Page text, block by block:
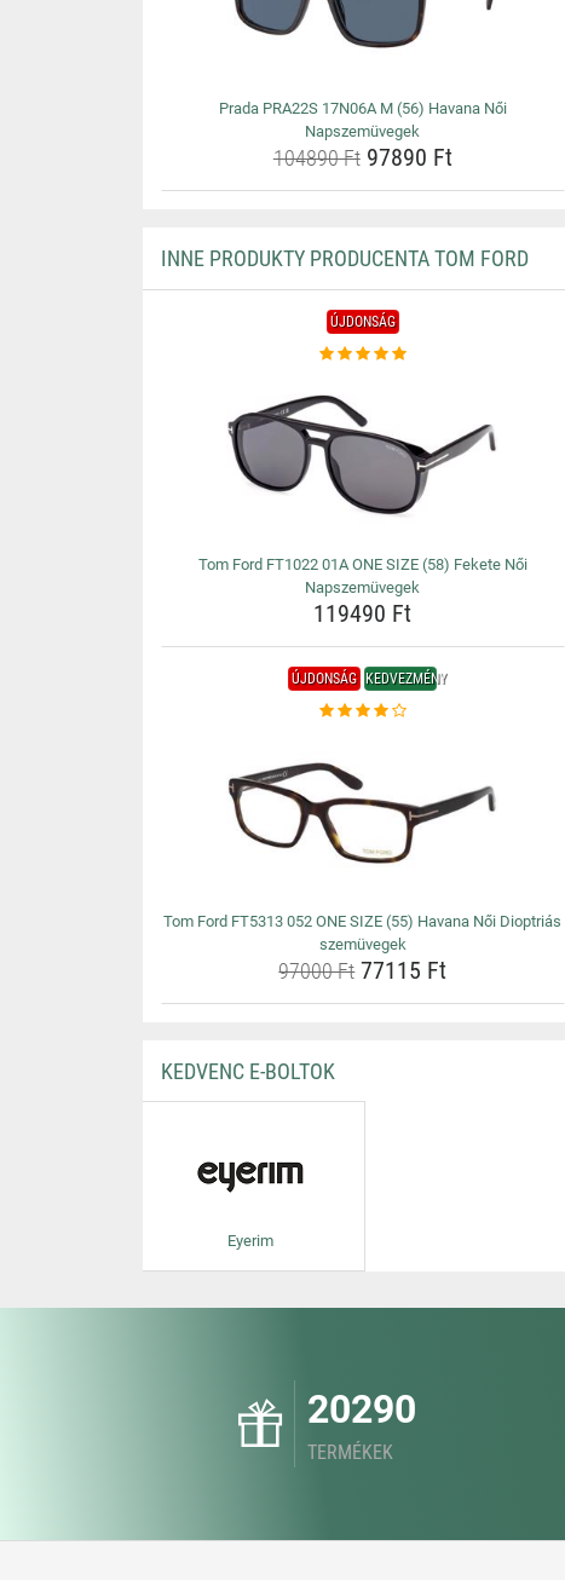
Prada PRA22S 17N06A M (56) Havana Női
Napszemüvegek
104890 Ft97890 Ft
INNE PRODUKTY PRODUCENTA TOM FORD
ÚJDONSÁG
Tom Ford FT1022 01A ONE SIZE (58) Fekete Női
Napszemüvegek
119490 Ft
ÚJDONSÁG KEDVEZMÉNY
Tom Ford FT5313 052 ONE SIZE (55) Havana Női Dioptriás
szemüvegek
97000 Ft77115 Ft
KEDVENC E-BOLTOK
Eyerim
20290
TERMÉKEK